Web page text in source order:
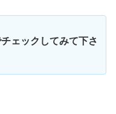
ェックしてみて下さ